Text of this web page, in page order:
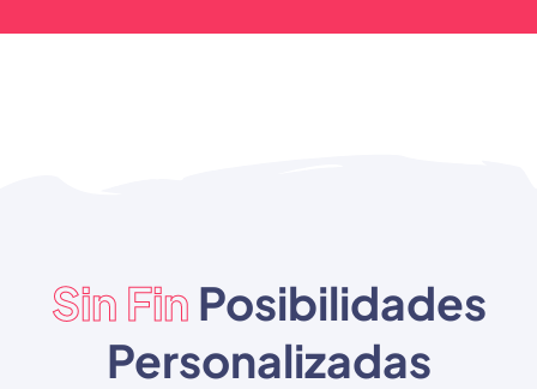
Sin Fin Posibilidades
Personalizadas